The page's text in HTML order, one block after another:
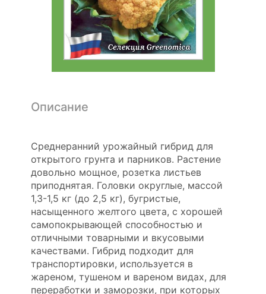
Описание
Среднеранний урожайный гибрид для
открытого грунта и парников. Растение
довольно мощное, розетка листьев
приподнятая. Головки округлые, массой
1,3-1,5 кг (до 2,5 кг), бугристые,
насыщенного желтого цвета, с хорошей
самопокрывающей способностью и
отличными товарными и вкусовыми
качествами. Гибрид подходит для
транспортировки, используется в
жареном, тушеном и вареном видах, для
переработки и заморозки, при которых